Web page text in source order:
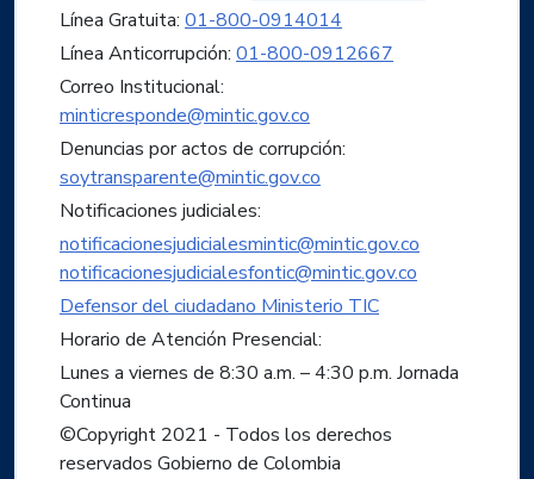
Línea Gratuita: 01-800-0914014
Línea Anticorrupción: 01-800-0912667
Correo Institucional:
minticresponde@mintic.gov.co
Denuncias por actos de corrupción:
soytransparente@mintic.gov.co
Notificaciones judiciales:
notificacionesjudicialesmintic@mintic.gov.co
notificacionesjudicialesfontic@mintic.gov.co
Defensor del ciudadano Ministerio TIC
Horario de Atención Presencial:
Lunes a viernes de 8:30 a.m. – 4:30 p.m. Jornada
Continua
©Copyright 2021 - Todos los derechos
reservados Gobierno de Colombia